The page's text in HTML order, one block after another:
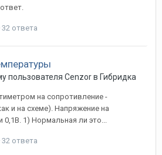
32 ответа
пользователя Cenzorв Гибридка
на сопротивление -
и на схеме). Напряжение на
0,1В. 1) Нормальная ли это...
32 ответа